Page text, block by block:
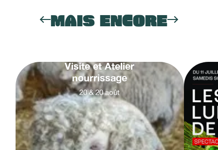
MAIS ENCORE
Visite et Atelier
nourrissage
20 & 20 août